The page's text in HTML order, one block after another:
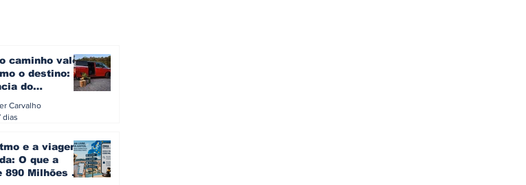
caminho vale
o destino: a
do
europeu
Carvalho
dias
e a viagem
O que a
890 Milhões à